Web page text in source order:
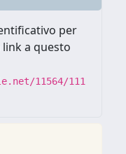
per
a questo
11564/111